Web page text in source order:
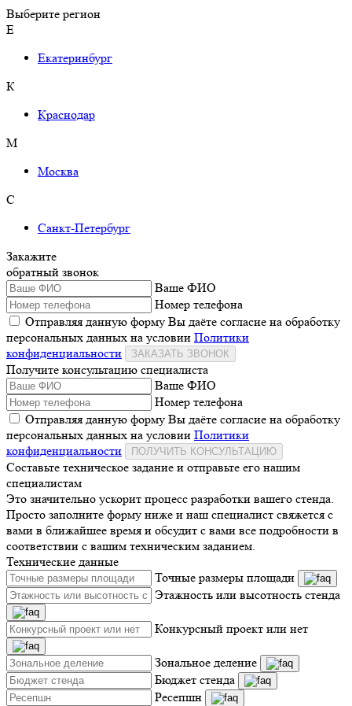
Выберите регион
Е
Екатеринбург
К
Краснодар
М
Москва
С
Санкт-Петербург
Закажите
обратный звонок
Ваше ФИО
Номер телефона
Отправляя данную форму Вы даёте согласие на обработку
персональных данных на условии Политики
конфиденциальности
ЗАКАЗАТЬ ЗВОНОК
Получите консультацию специалиста
Ваше ФИО
Номер телефона
Отправляя данную форму Вы даёте согласие на обработку
персональных данных на условии Политики
конфиденциальности
ПОЛУЧИТЬ КОНСУЛЬТАЦИЮ
Составьте техническое задание и отправьте его нашим
специалистам
Это значительно ускорит процесс разработки вашего стенда.
Просто заполните форму ниже и наш специалист свяжется с
вами в ближайшее время и обсудит с вами все подробности в
соответствии с вашим техническим заданием.
Технические данные
Точные размеры площади
Этажность или высотность стенда
Конкурсный проект или нет
Зональное деление
Бюджет стенда
Ресепшн